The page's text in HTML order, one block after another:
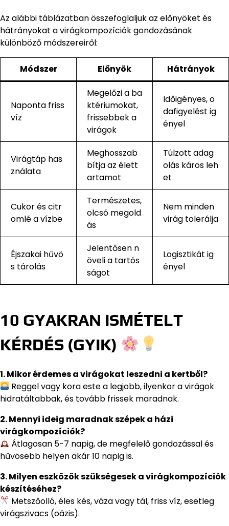
Az alábbi táblázatban összefoglaljuk az előnyöket és
hátrányokat a virágkompozíciók gondozásának
különböző módszereiről:
Módszer Előnyök Hátrányok
Naponta friss
víz
Megelőzi a ba
ktériumokat,
frissebbek a
virágok
Időigényes, o
dafigyelést ig
ényel
Virágtáp has
ználata
Meghosszab
bítja az élett
artamot
Túlzott adag
olás káros leh
et
Cukor és citr
omlé a vízbe
Természetes,
olcsó megold
ás
Nem minden
virág tolerálja
Éjszakai hűvö
s tárolás
Jelentősen n
öveli a tartós
ságot
Logisztikát ig
ényel
10 GYAKRAN ISMÉTELT
KÉRDÉS (GYIK)
1. Mikor érdemes a virágokat leszedni a kertből?
Reggel vagy kora este a legjobb, ilyenkor a virágok
hidratáltabbak, és tovább frissek maradnak.
2. Mennyi ideig maradnak szépek a házi
virágkompozíciók?
Átlagosan 5-7 napig, de megfelelő gondozással és
hűvösebb helyen akár 10 napig is.
3. Milyen eszközök szükségesek a virágkompozíciók
készítéséhez?
Metszőolló, éles kés, váza vagy tál, friss víz, esetleg
virágszivacs (oázis).